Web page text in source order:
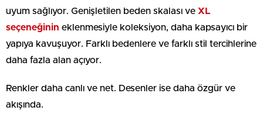
uyum sağlıyor. Genişletilen beden skalası ve XL
seçeneğinin eklenmesiyle koleksiyon, daha kapsayıcı bir
yapıya kavuşuyor. Farklı bedenlere ve farklı stil tercihlerine
daha fazla alan açıyor.
Renkler daha canlı ve net. Desenler ise daha özgür ve
akışında.